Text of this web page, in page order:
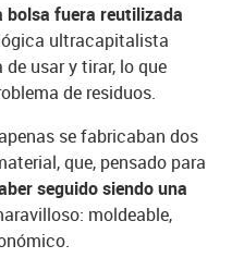
bolsa fuera reutilizada
ultracapitalista
usar y tirar, lo que
de residuos.
se fabricaban dos
que, pensado para
seguido siendo una
moldeable,